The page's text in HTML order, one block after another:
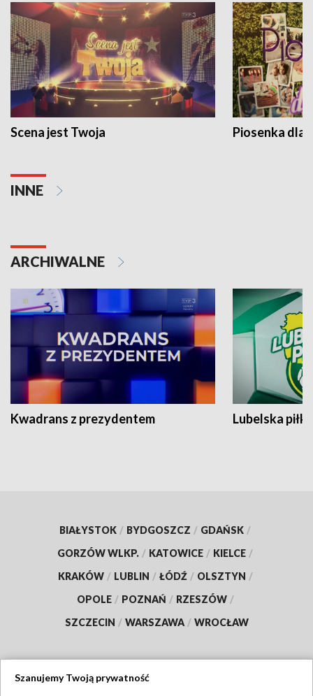
Scena jest Twoja Piosenka dla
INNE
ARCHIWALNE
Kwadrans z prezydentem Lubelska piłka
BIAŁYSTOK / BYDGOSZCZ / GDAŃSK /
GORZÓW WLKP. / KATOWICE / KIELCE /
KRAKÓW / LUBLIN / ŁÓDŹ / OLSZTYN /
OPOLE / POZNAŃ / RZESZÓW /
SZCZECIN / WARSZAWA / WROCŁAW
Szanujemy Twoją prywatność